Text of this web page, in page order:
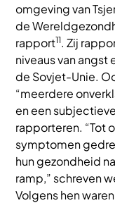
omgeving van
de
rapport11. Zij
niveaus van angst
de Sovjet-Unie.
“meerdere
en een
rapporteren. “Tot
symptomen
hun gezondheid
ramp,” schreven
Volgens hen